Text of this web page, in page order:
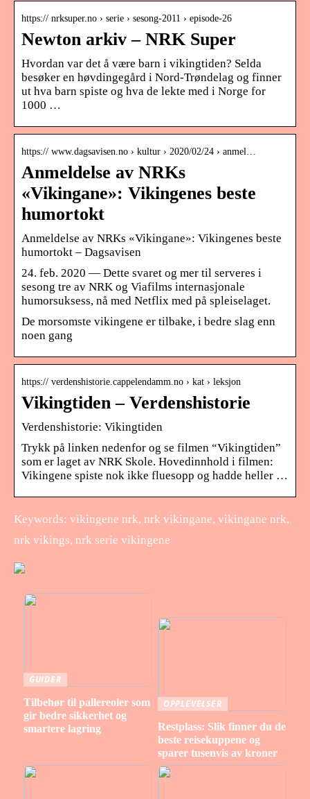
https:// nrksuper.no › serie › sesong-2011 › episode-26
Newton arkiv – NRK Super
Hvordan var det å være barn i vikingtiden? Selda
besøker en høvdingegård i Nord-Trøndelag og finner
ut hva barn spiste og hva de lekte med i Norge for
1000 …
https:// www.dagsavisen.no › kultur › 2020/02/24 › anmel…
Anmeldelse av NRKs
«Vikingane»: Vikingenes beste
humortokt
Anmeldelse av NRKs «Vikingane»: Vikingenes beste
humortokt – Dagsavisen
24. feb. 2020 — Dette svaret og mer til serveres i
sesong tre av NRK og Viafilms internasjonale
humorsuksess, nå med Netflix med på spleiselaget.
De morsomste vikingene er tilbake, i bedre slag enn
noen gang
https:// verdenshistorie.cappelendamm.no › kat › leksjon
Vikingtiden – Verdenshistorie
Verdenshistorie: Vikingtiden
Trykk på linken nedenfor og se filmen “Vikingtiden”
som er laget av NRK Skole. Hovedinnhold i filmen:
Vikingene spiste nok ikke fluesopp og hadde heller …
Keywords: vikingene nrk, nrk vikingane, vikingane nrk,
nrk vikings, nrk serie vikingene
GUIDER
Tilbehør til pallereoler som
gir bedre sikkerhet og
smartere lagring
OPPLEVELSER
Restplass: Slik finner du de
beste reisekuppene og
sparer tusenvis av kroner